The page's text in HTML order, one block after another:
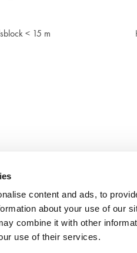
content and ads, to
about your use of our
combine it with other
use of their services.
Visa
< 15 m